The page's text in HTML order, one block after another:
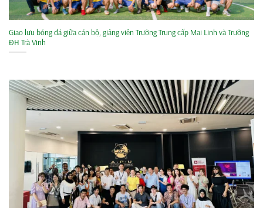
Giao lưu bóng đá giữa cán bộ, giảng viên Trường Trung cấp Mai Linh và Trường
ĐH Trà Vinh